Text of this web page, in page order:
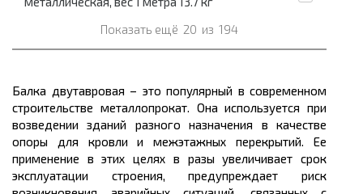
Показать ещё 20 из 194
Балка двутавровая – это популярный в современном
строительстве металлопрокат. Она используется при
возведении зданий разного назначения в качестве
опоры для кровли и межэтажных перекрытий. Ее
применение в этих целях в разы увеличивает срок
эксплуатации строения, предупреждает риск